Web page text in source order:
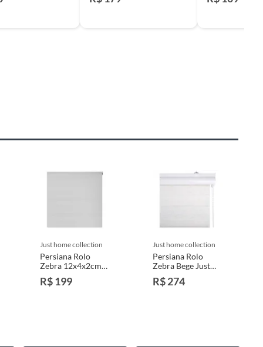
just home collection
Persiana Rolo
Zebra 12x4x2cm
Branco Just Home
Collection
R$ 199
just home collection
Persiana Rolo
Zebra Bege Just
Home Collection
R$ 274